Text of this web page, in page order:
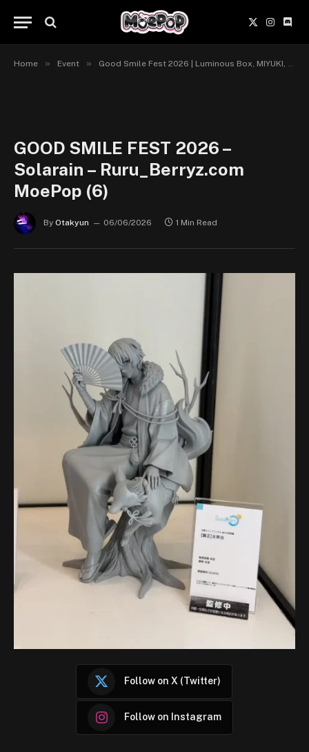
X
(Twitter)
Home » Event » Good Smile Fest 2026 | Luminous Box, MIYUKI, WAVE, WING, Solarain
GOOD SMILE FEST 2026 –
Solarain – Ruru_Berryz.com
MoePop (6)
By Otakyun 06/06/2026 1 Min Read
Follow on X (Twitter)
Follow on Instagram